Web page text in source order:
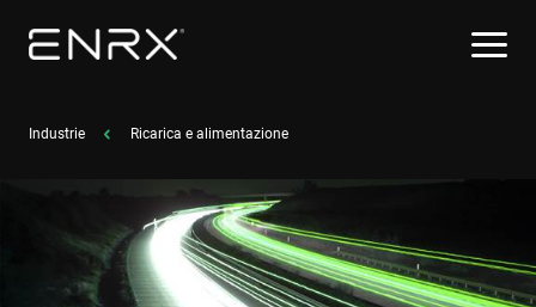
Industrie Ricarica e alimentazione